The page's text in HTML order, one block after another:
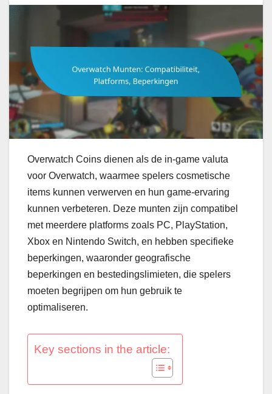
Overwatch Coins dienen als de in-game valuta
voor Overwatch, waarmee spelers cosmetische
items kunnen verwerven en hun game-ervaring
kunnen verbeteren. Deze munten zijn compatibel
met meerdere platforms zoals PC, PlayStation,
Xbox en Nintendo Switch, en hebben specifieke
beperkingen, waaronder geografische
beperkingen en bestedingslimieten, die spelers
moeten begrijpen om hun gebruik te
optimaliseren.
Key sections in the article: